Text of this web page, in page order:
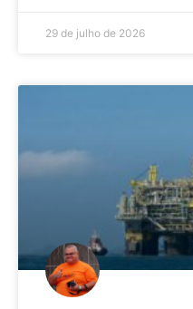
29 de julho de 2026